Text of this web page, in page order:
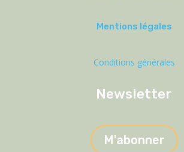
Mentions légales
Conditions générales
Newsletter
M'abonner